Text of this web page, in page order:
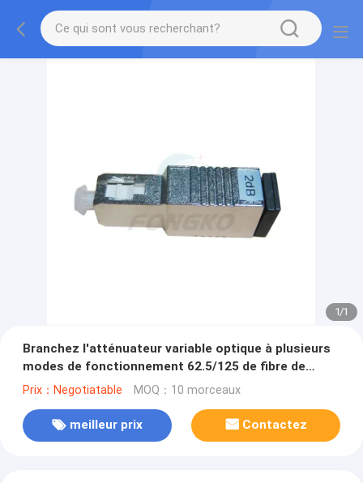
1/1
Branchez l'atténuateur variable optique à plusieurs
modes de fonctionnement 62.5/125 de fibre de
SC/PC
Prix：Negotiatable MOQ：10 morceaux
meilleur prix Contactez